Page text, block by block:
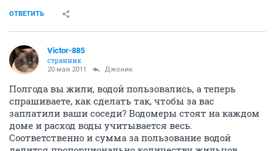
ОТВЕТИТЬ
Victor-885
странник
20 мая 2011 Джоник
Полгода вы жили, водой пользовались, а теперь
спрашиваете, как сделать так, чтобы за вас
заплатили ваши соседи? Водомеры стоят на каждом
доме и расход воды учитывается весь.
Соответственно и сумма за пользование водой